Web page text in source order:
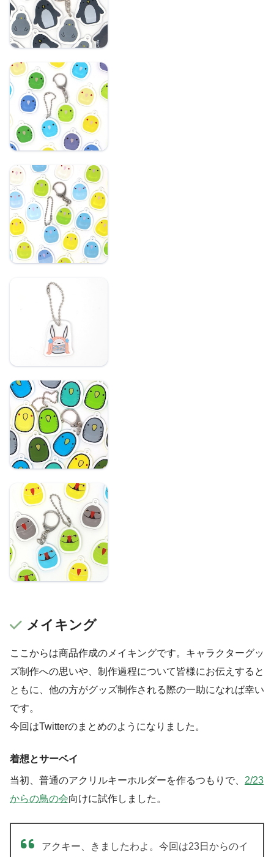
できるアクリルキーホ
ルダー
サザナミインコ：記名
ができるアクリルキー
ホルダー（2022年版）
マメルリハインコ：記
名ができるアクリルキ
ーホルダー（2022年
版）
サイトウサン限定柄：
記名ができるアクリル
キーホルダー
【在庫限り】サザナミ
インコ：記名ができる
アクリルキーホルダー
ワカケホンセイイン
コ：記名ができるアク
リルキーホルダー
（2022年版）
メイキング
ここからは商品作成のメイキングです。キャラクターグッ
ズ制作への思いや、制作過程について皆様にお伝えすると
ともに、他の方がグッズ制作される際の一助になれば幸い
です。
今回はTwitterのまとめのようになりました。
着想とサーベイ
当初、普通のアクリルキーホルダーを作るつもりで、 2/23
からの鳥の会向けに試作しました。
アクキー、きましたわよ。今回は23日からのイ